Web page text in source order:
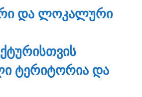
ᲓᲐ ᲚᲝᲙᲐᲚᲣᲠᲘ
ᲢᲔᲠᲘᲢᲝᲠᲘᲐ ᲓᲐ